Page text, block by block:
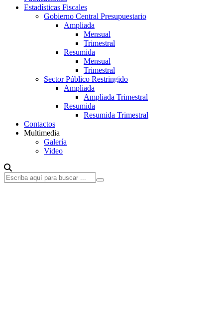
Estadísticas Fiscales
Gobierno Central Presupuestario
Ampliada
Mensual
Trimestral
Resumida
Mensual
Trimestral
Sector Público Restringido
Ampliada
Ampliada Trimestral
Resumida
Resumida Trimestral
Contactos
Multimedia
Galería
Video